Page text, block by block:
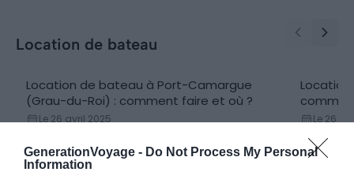
GenerationVoyage - Do Not Process My Personal
Information
Location de bateau
Location de bateau à Port-Camargue
(Grau-du-Roi) : comment faire et où ?
Le 26 avril 2025
Le 26